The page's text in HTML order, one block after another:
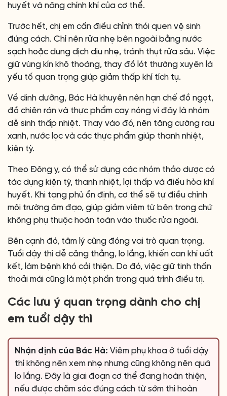
huyết và nâng chính khí của cơ thể.
Trước hết, chị em cần điều chỉnh thói quen vệ sinh
đúng cách. Chỉ nên rửa nhẹ bên ngoài bằng nước
sạch hoặc dung dịch dịu nhẹ, tránh thụt rửa sâu. Việc
giữ vùng kín khô thoáng, thay đồ lót thường xuyên là
yếu tố quan trọng giúp giảm thấp khí tích tụ.
Về dinh dưỡng, Bác Hà khuyên nên hạn chế đồ ngọt,
đồ chiên rán và thực phẩm cay nóng vì đây là nhóm
dễ sinh thấp nhiệt. Thay vào đó, nên tăng cường rau
xanh, nước lọc và các thực phẩm giúp thanh nhiệt,
kiện tỳ.
Theo Đông y, có thể sử dụng các nhóm thảo dược có
tác dụng kiện tỳ, thanh nhiệt, lợi thấp và điều hòa khí
huyết. Khi tạng phủ ổn định, cơ thể sẽ tự điều chỉnh
môi trường âm đạo, giúp giảm viêm từ bên trong chứ
không phụ thuộc hoàn toàn vào thuốc rửa ngoài.
Bên cạnh đó, tâm lý cũng đóng vai trò quan trọng.
Tuổi dậy thì dễ căng thẳng, lo lắng, khiến can khí uất
kết, làm bệnh khó cải thiện. Do đó, việc giữ tinh thần
thoải mái cũng là một phần trong quá trình điều trị.
Các lưu ý quan trọng dành cho chị
em tuổi dậy thì
Nhận định của Bác Hà: Viêm phụ khoa ở tuổi dậy
thì không nên xem nhẹ nhưng cũng không nên quá
lo lắng. Đây là giai đoạn cơ thể đang hoàn thiện,
nếu được chăm sóc đúng cách từ sớm thì hoàn